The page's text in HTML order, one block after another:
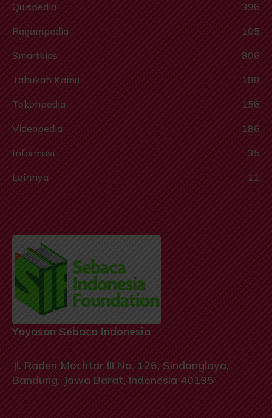
Quispedia
396
Ragampedia
105
Smartkids
806
Tahukah Kamu
188
Tokohpedia
156
Videopedia
186
Informasi
35
Lainnya
11
Yayasan Sebaca Indonesia
Jl. Raden Mochtar III No. 126, Sindanglaya,
Bandung, Jawa Barat, Indonesia 40195